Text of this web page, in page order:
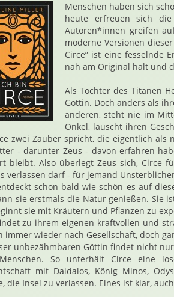
Menschen haben sich
heute erfreuen sich die
Autoren*innen greifen
moderne Versionen
Circe” ist eine fesselnde
nah am Original hält und
Als Tochter des Titanen
Göttin. Doch anders als
anderen, steht nie im
Onkel, lauscht ihren
zwei Zauber spricht, die eigentlich
- darunter Zeus - davon erfahren
bleibt. Also überlegt Zeus sich, Circe
verlassen darf - für jemand
schon bald wie schön es auf
sie erstmals die Natur genießen. Sie
sie mit Kräutern und Pflanzen zu
zu ihrem eigenen kraftvollen und
immer wieder nach Gesellschaft, doch
unbezähmbaren Göttin findet nicht
So unterhält Circe eine
mit Daidalos, König Minos,
die Insel zu verlassen. Eines ist klar,